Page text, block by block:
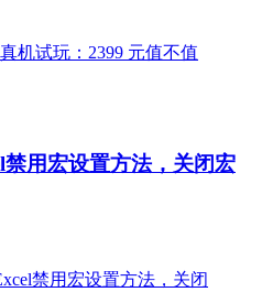
用宏设置方法，关闭宏